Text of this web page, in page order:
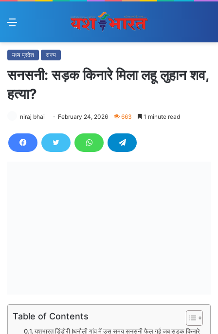
Menu
मध्य प्रदेश राज्य
सनसनी: सड़क किनारे मिला लहू लुहान शव,
हत्या?
niraj bhai February 24, 2026 663 1 minute read
Table of Contents
यशभारत डिंडोरी lधनौली गांव में उस समय सनसनी फैल गई जब सड़क किनारे